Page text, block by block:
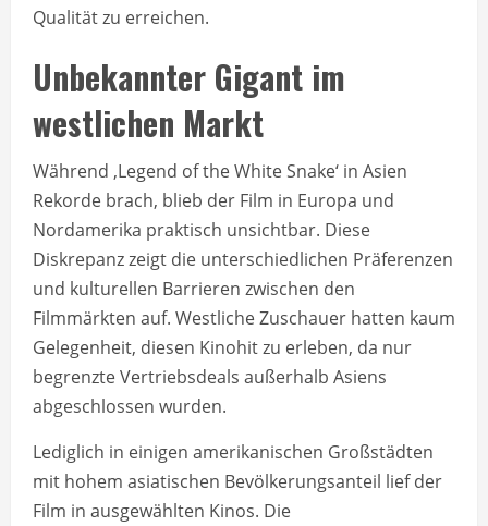
Qualität zu erreichen.
Unbekannter Gigant im
westlichen Markt
Während ‚Legend of the White Snake‘ in Asien
Rekorde brach, blieb der Film in Europa und
Nordamerika praktisch unsichtbar. Diese
Diskrepanz zeigt die unterschiedlichen Präferenzen
und kulturellen Barrieren zwischen den
Filmmärkten auf. Westliche Zuschauer hatten kaum
Gelegenheit, diesen Kinohit zu erleben, da nur
begrenzte Vertriebsdeals außerhalb Asiens
abgeschlossen wurden.
Lediglich in einigen amerikanischen Großstädten
mit hohem asiatischen Bevölkerungsanteil lief der
Film in ausgewählten Kinos. Die